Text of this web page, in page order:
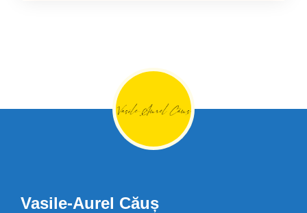
Vasile-Aurel Căuș